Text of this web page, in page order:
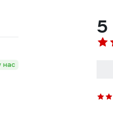
нас
5